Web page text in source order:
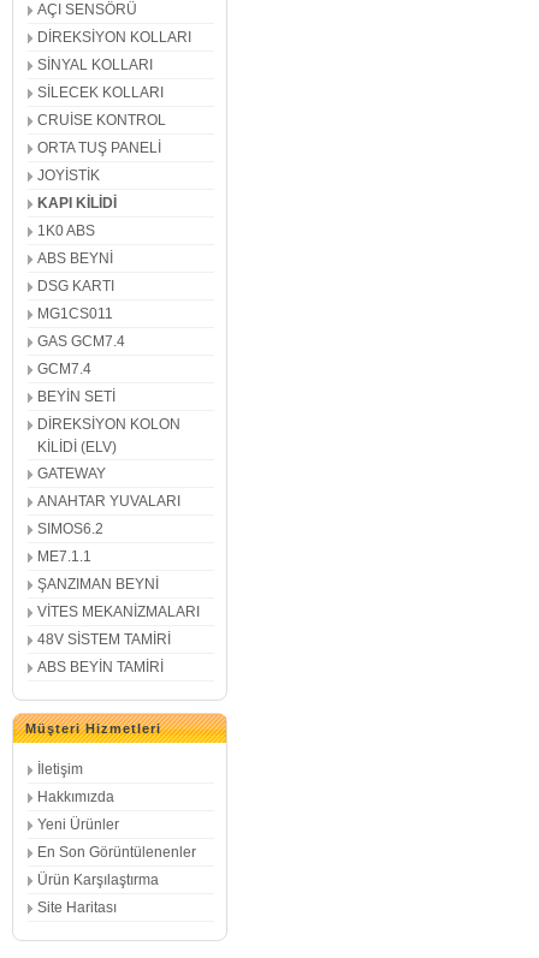
AÇI SENSÖRÜ
DİREKSİYON KOLLARI
SİNYAL KOLLARI
SİLECEK KOLLARI
CRUİSE KONTROL
ORTA TUŞ PANELİ
JOYİSTİK
KAPI KİLİDİ
1K0 ABS
ABS BEYNİ
DSG KARTI
MG1CS011
GAS GCM7.4
GCM7.4
BEYİN SETİ
DİREKSİYON KOLON
KİLİDİ (ELV)
GATEWAY
ANAHTAR YUVALARI
SIMOS6.2
ME7.1.1
ŞANZIMAN BEYNİ
VİTES MEKANİZMALARI
48V SİSTEM TAMİRİ
ABS BEYİN TAMİRİ
Müşteri Hizmetleri
İletişim
Hakkımızda
Yeni Ürünler
En Son Görüntülenenler
Ürün Karşılaştırma
Site Haritası